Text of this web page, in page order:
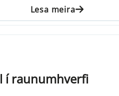
Lesa meira
í raunumhverfi